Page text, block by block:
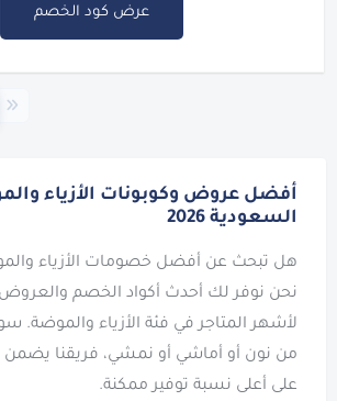
عرض كود الخصم
أفضل عروض وكوبونات الأزياء
السعودية 2026
نحن نوفر لك أحدث أكواد الخصم والعروض
لأشهر المتاجر في فئة الأزياء والموضة.
من نون أو أماشي أو نمشي، فريقنا